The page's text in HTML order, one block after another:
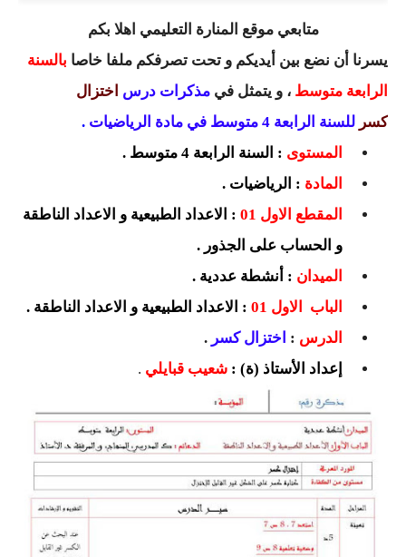
السنة الاولى متوسط
السنة الثانية متوسط
السنة الثالثة متوسط
شهادة التعليم المتوسط
محفظة الأستاذ
بنك التوزيعات الشهرية
دفاتر استاذ التعليم الابتدائي
المسابقات المهنية
البحوث الجاهزة
متابعي موقع المنارة التعليمي اهلا بكم
يسرنا أن نضع بين أيديكم و تحت تصرفكم ملفا خاصا بالسنة
الرابعة متوسط ، و يتمثل في مذكرات درس اختزال
كسر للسنة الرابعة 4 متوسط في مادة الرياضيات
.
المستوى : السنة الرابعة 4 متوسط .
المادة : الرياضيات .
المقطع الاول 01
: الاعداد الطبيعية و الاعداد الناطقة
و الحساب على الجذور .
الميدان : أنشطة عددية .
الباب الاول 01
: الاعداد الطبيعية و الاعداد الناطقة .
الدرس : اختزال كسر .
إعداد الأستاذ (ة) : شعيب قبايلي .